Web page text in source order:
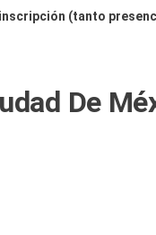
inscripción (tanto
De